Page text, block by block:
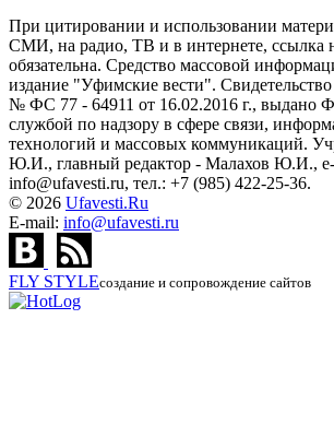
При цитировании и использовании
СМИ, на радио, ТВ и в интернете, ссылка
обязательна. Средство массовой
издание "Уфимские вести".
№ ФС 77 - 64911 от 16.02.2016 г., выдано
службой по надзору в сфере связи,
технологий и массовых коммуникаций.
Ю.И., главный редактор - Малахов Ю.И.,
info@ufavesti.ru, тел.: +7 (985) 422-25-36.
© 2026 Ufavesti.Ru
E-mail: info@ufavesti.ru
FLY STYLEсоздание и сопровождение сайтов